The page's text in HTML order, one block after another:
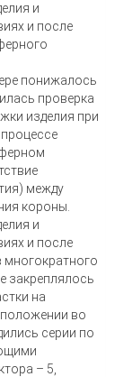
и
и после
понижалось
проверка
изделия при
между
короны.
и
и после
многократного
закреплялось
на
во
серии по
– 5,